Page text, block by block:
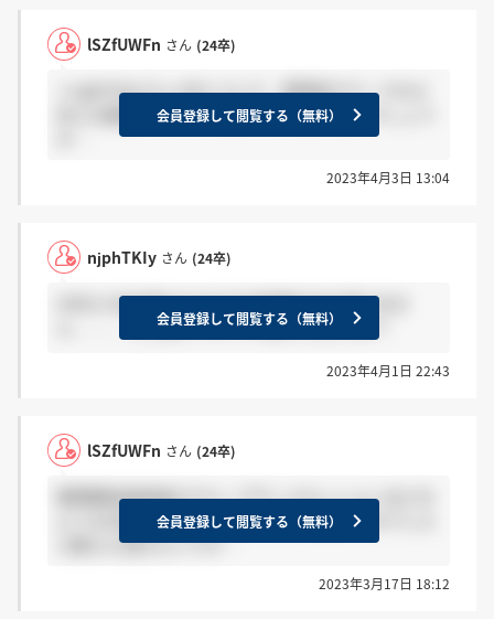
lSZfUWFn さん (24卒)
＞njphTKIyさん GDについて、雰囲気やテーマなど
言える範囲でいいので教えていただけないでしょう
会員登録して閲覧する（無料）
2023年4月3日 13:04
njphTKIy さん (24卒)
29日にGDを受けたのですが結果がまだ来てませ
ん、、、 ここはサイレントなのでしょうか？
会員登録して閲覧する（無料）
2023年4月1日 22:43
lSZfUWFn さん (24卒)
書類審査通過後のグループディスカッションはどの
ような内容なのでしょうか？何か情報お持ちでした
ら教えた頂きたいです…
会員登録して閲覧する（無料）
2023年3月17日 18:12